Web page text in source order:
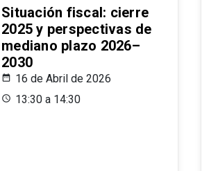
Situación fiscal: cierre
2025 y perspectivas de
mediano plazo 2026–
2030
16 de Abril de 2026
13:30 a 14:30